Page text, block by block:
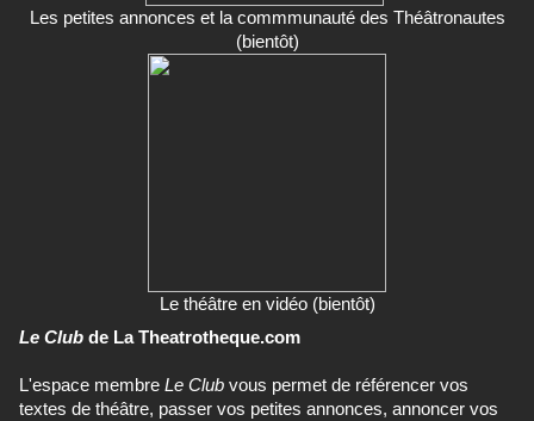
Les petites annonces et la commmunauté des Théâtronautes
(bientôt)
Le théâtre en vidéo (bientôt)
Le Club de La Theatrotheque.com
L'espace membre Le Club vous permet de référencer vos
textes de théâtre, passer vos petites annonces, annoncer vos